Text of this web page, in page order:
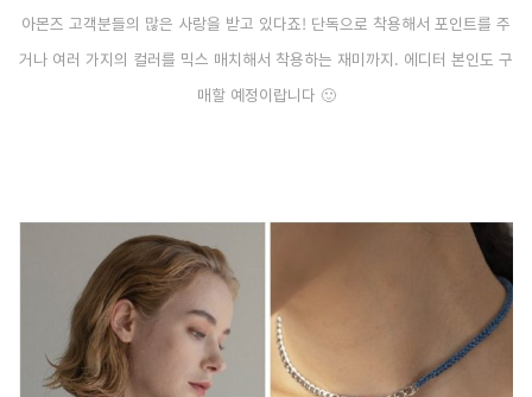
아몬즈 고객분들의 많은 사랑을 받고 있다죠! 단독으로 착용해서 포인트를 주
거나 여러 가지의 컬러를 믹스 매치해서 착용하는 재미까지. 에디터 본인도 구
매할 예정이랍니다 🙂